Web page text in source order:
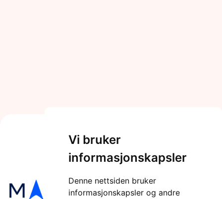
Vi bruker
informasjonskapsler
Denne nettsiden bruker
informasjonskapsler og andre
image